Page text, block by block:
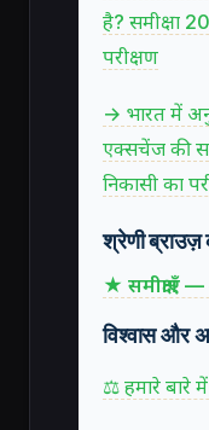
है? समीक्षा
परीक्षण
→ भारत में
एक्सचेंज की
निकासी का
श्रेणी
★ समीक्षाएँ —
विश्वास और
⚖ हमारे बारे